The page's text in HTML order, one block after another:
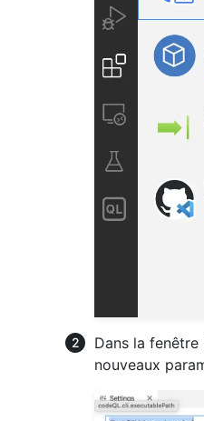
Dans la
nouveaux